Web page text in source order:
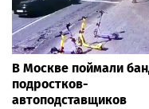
В Москве поймали
подростков-
автоподставщиков